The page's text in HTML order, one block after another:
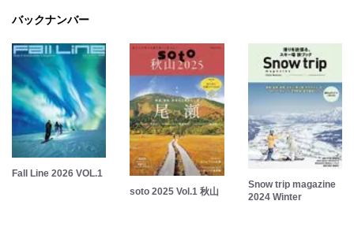
バックナンバー
Fall Line 2026 VOL.1
soto 2025 Vol.1 秋山
Snow trip magazine
2024 Winter